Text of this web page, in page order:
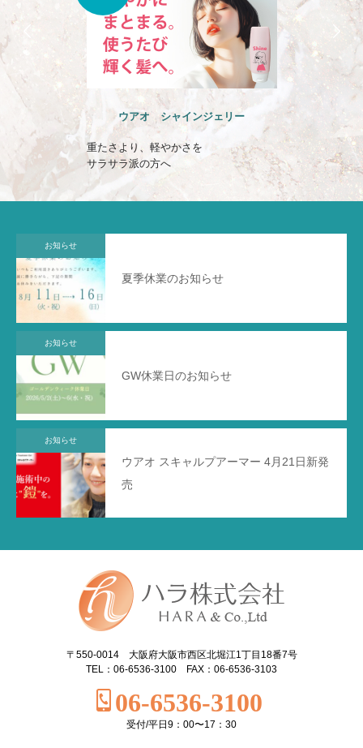
ウアオ のばしチャオ ミルク
晴れの日も雨の日も
一日まとまる髪へ
お知らせ
夏季休業のお知らせ
お知らせ
GW休業日のお知らせ
お知らせ
ウアオ スキャルプアーマー 4月21日新発
売
〒550-0014 大阪府大阪市西区北堀江1丁目18番7号
TEL：06-6536-3100 FAX：06-6536-3103
06-6536-3100
受付/平日9：00〜17：30